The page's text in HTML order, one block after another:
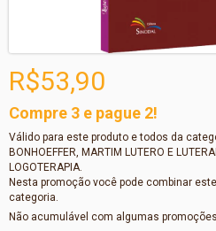
R$53,90
Compre 3 e pague 2!
Válido para este produto e todos da
BONHOEFFER, MARTIM LUTERO E
LOGOTERAPIA.
Nesta promoção você pode combinar
categoria.
Não acumulável com algumas promoções